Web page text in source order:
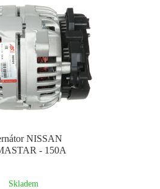
NISSAN
- 150A
Skladem